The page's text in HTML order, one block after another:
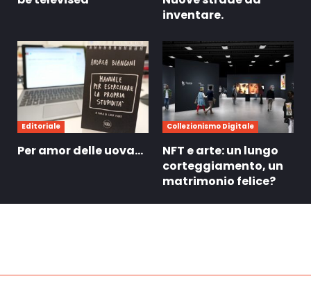
inventare.
Editoriale
Per amor delle uova…
Collezionismo Digitale
NFT e arte: un lungo
corteggiamento, un
matrimonio felice?